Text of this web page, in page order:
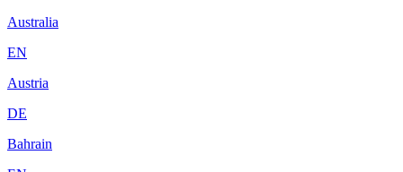
Australia
EN
Austria
DE
Bahrain